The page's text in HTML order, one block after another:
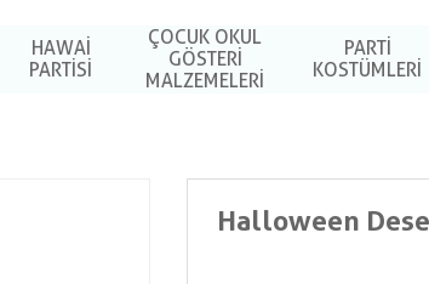
HAWAI
PARTISI
ÇOCUK OKUL
GÖSTERİ
MALZEMELERİ
PARTI
KOSTÜMLERI
Halloween